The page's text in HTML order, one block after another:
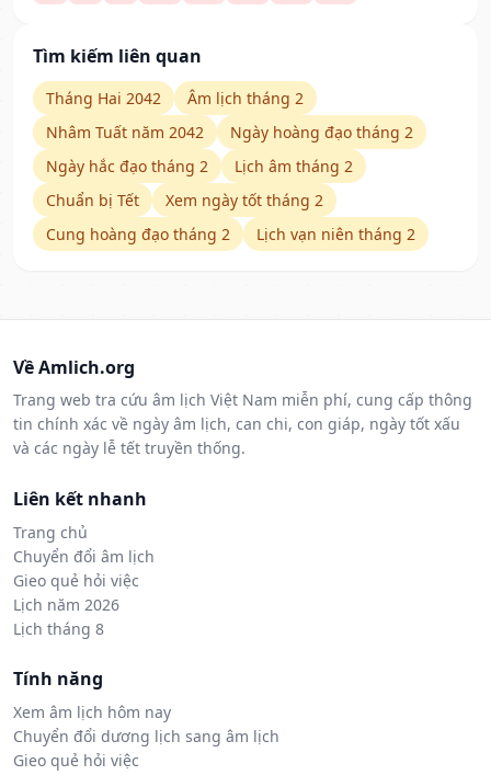
Tìm kiếm liên quan
Tháng Hai 2042
Âm lịch tháng 2
Nhâm Tuất năm 2042
Ngày hoàng đạo tháng 2
Ngày hắc đạo tháng 2
Lịch âm tháng 2
Chuẩn bị Tết
Xem ngày tốt tháng 2
Cung hoàng đạo tháng 2
Lịch vạn niên tháng 2
Về Amlich.org
Trang web tra cứu âm lịch Việt Nam miễn phí, cung cấp thông
tin chính xác về ngày âm lịch, can chi, con giáp, ngày tốt xấu
và các ngày lễ tết truyền thống.
Liên kết nhanh
Trang chủ
Chuyển đổi âm lịch
Gieo quẻ hỏi việc
Lịch năm 2026
Lịch tháng 8
Tính năng
Xem âm lịch hôm nay
Chuyển đổi dương lịch sang âm lịch
Gieo quẻ hỏi việc